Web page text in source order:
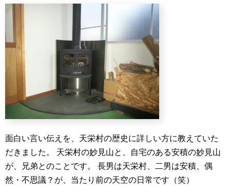
面白い言い伝えを、天栄村の歴史に詳しい方に教えていた
だきました。
天栄村の妙見山と、自宅のある安積の妙見山
が、兄弟とのことです。
長男は天栄村、二男は安積、偶
然・不思議？が、当たり前の天空の日常です（笑）